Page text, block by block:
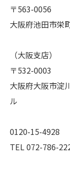
〒563-0056
大阪府池田市栄
（大阪支店）
〒532-0003
大阪府大阪市淀
ル
0120-15-4928
TEL 072-786-